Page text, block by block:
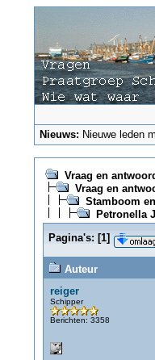
Nieuws: Nieuwe leden
Vraag en
Vraag en
Stamboom
Petronella
Pagina's: [1]
Auteur
reiger
Schipper
Berichten: 3358